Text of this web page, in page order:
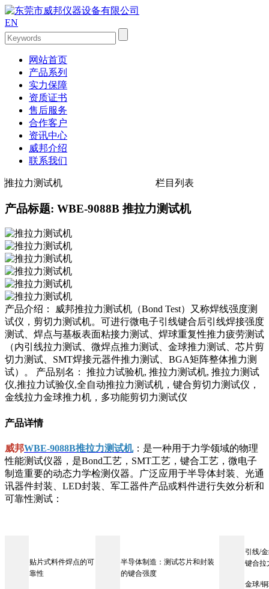
EN
网站首页
产品系列
实力保障
资质证书
售后服务
合作客户
资讯中心
威邦介绍
联系我们
推拉力测试机 栏目列表
产品标题: WBE-9088B 推拉力测试机
产品介绍： 威邦推拉力测试机（Bond Test）又称焊线强度测
试仪，剪切力测试机。可进行微电子引线键合后引线焊接强度
测试、焊点与基板表面粘接力测试、焊球重复性推力疲劳测试
（内引线拉力测试、微焊点推力测试、金球推力测试、芯片剪
切力测试、SMT焊接元器件推力测试、BGA矩阵整体推力测
试）。 产品别名： 推拉力试验机, 推拉力测试机, 推拉力测试
仪,推拉力试验仪,全自动推拉力测试机，键合剪切力测试仪，
金线拉力金球推力机，多功能剪切力测试仪
产品详情
威邦WBE-9088B推拉力测试机：是一种用于力学领域的物理
性能测试仪器，是Bond工艺，SMT工艺，键合工艺，微电子
制造重要的动态力学检测仪器。广泛应用于半导体封装、光通
讯器件封装、LED封装、军工器件产品或料件进行失效分析和
可靠性测试：
贴片式料件焊点的可
靠性
半导体制造：测试芯片和封装
的键合强度
引线/
键合拉
金球/